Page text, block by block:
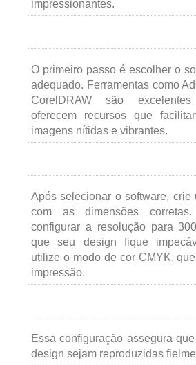
impressionantes.
O primeiro passo é escolher o
adequado. Ferramentas como
CorelDRAW são
oferecem recursos que
imagens nítidas e vibrantes.
Após selecionar o software, crie
com as dimensões
configurar a resolução para
que seu design fique
utilize o modo de cor CMYK,
impressão.
Essa configuração assegura
design sejam reproduzidas